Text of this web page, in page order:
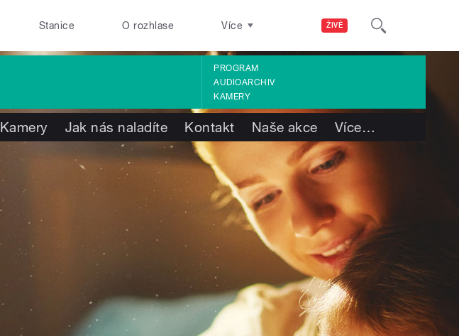
ŽIVĚ
Stanice O rozhlase Více
PROGRAM
AUDIOARCHIV
KAMERY
Kamery Jak nás naladíte Kontakt Naše akce Více…